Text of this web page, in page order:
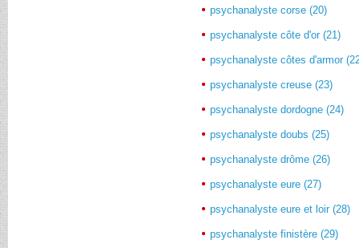
psychanalyste corse (20)
psychanalyste côte d'or (21)
psychanalyste côtes d'armor
psychanalyste creuse (23)
psychanalyste dordogne (24)
psychanalyste doubs (25)
psychanalyste drôme (26)
psychanalyste eure (27)
psychanalyste eure et loir (28)
psychanalyste finistère (29)